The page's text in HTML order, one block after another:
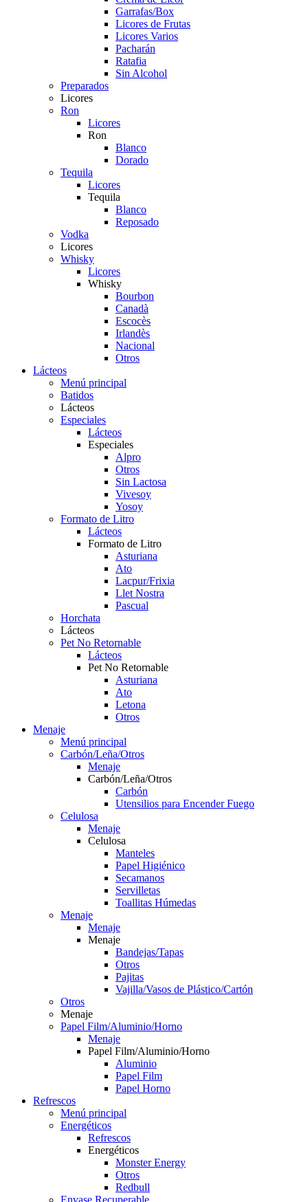
Garrafas/Box
Licores de Frutas
Licores Varios
Pacharán
Ratafia
Sin Alcohol
Preparados
Licores
Ron
Licores
Ron
Blanco
Dorado
Tequila
Licores
Tequila
Blanco
Reposado
Vodka
Licores
Whisky
Licores
Whisky
Bourbon
Canadà
Escocès
Irlandès
Nacional
Otros
Lácteos
Menú principal
Batidos
Lácteos
Especiales
Lácteos
Especiales
Alpro
Otros
Sin Lactosa
Vivesoy
Yosoy
Formato de Litro
Lácteos
Formato de Litro
Asturiana
Ato
Lacpur/Frixia
Llet Nostra
Pascual
Horchata
Lácteos
Pet No Retornable
Lácteos
Pet No Retornable
Asturiana
Ato
Letona
Otros
Menaje
Menú principal
Carbón/Leña/Otros
Menaje
Carbón/Leña/Otros
Carbón
Utensilios para Encender Fuego
Celulosa
Menaje
Celulosa
Manteles
Papel Higiénico
Secamanos
Servilletas
Toallitas Húmedas
Menaje
Menaje
Menaje
Bandejas/Tapas
Otros
Pajitas
Vajilla/Vasos de Plástico/Cartón
Otros
Menaje
Papel Film/Aluminio/Horno
Menaje
Papel Film/Aluminio/Horno
Aluminio
Papel Film
Papel Horno
Refrescos
Menú principal
Energéticos
Refrescos
Energéticos
Monster Energy
Otros
Redbull
Envase Recuperable